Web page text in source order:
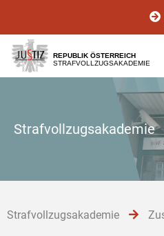
[1]
[2]
[3]
REPUBLIK ÖSTERREICH
STRAFVOLLZUGSAKADEMIE
Strafvollzugsakademie
Strafvollzugsakademie